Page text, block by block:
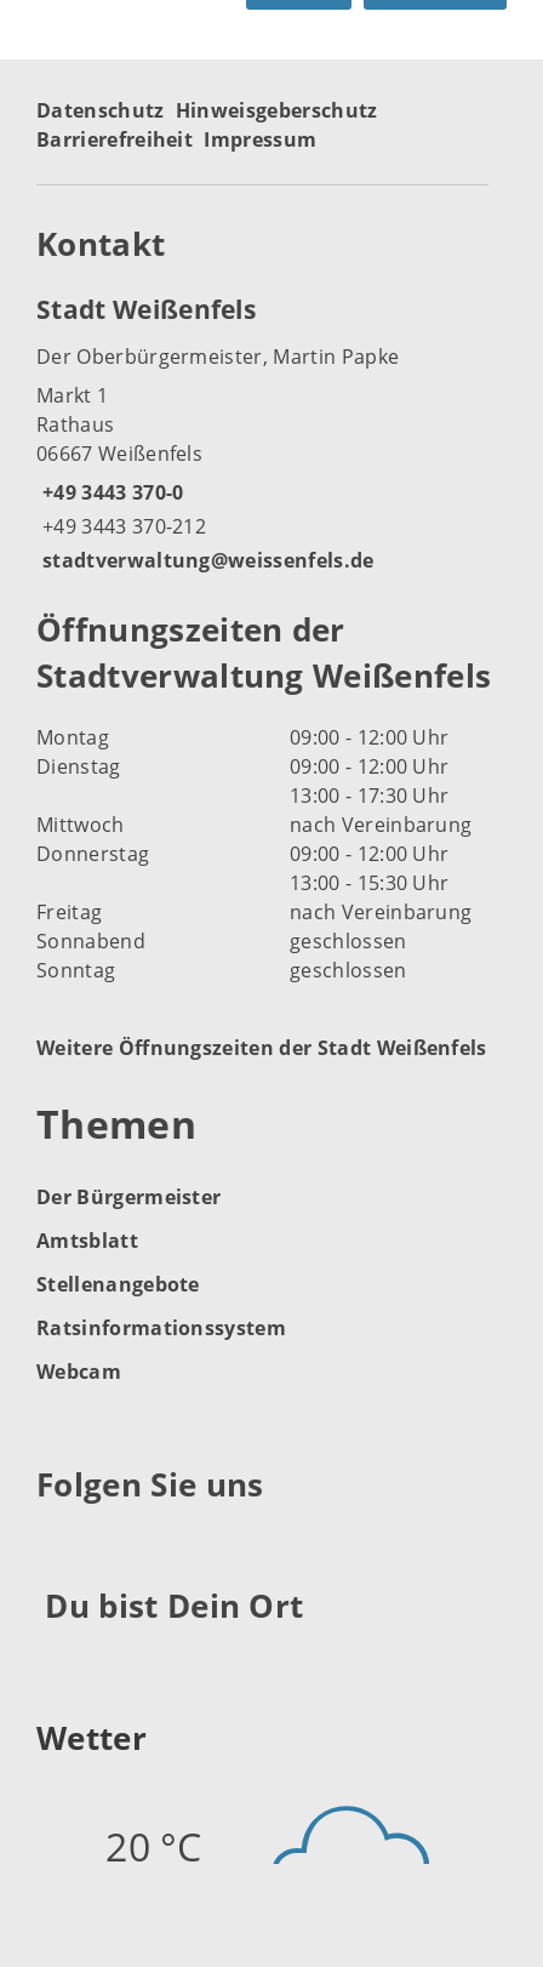
Datenschutz Hinweisgeberschutz
Barrierefreiheit Impressum
Kontakt
Stadt Weißenfels
Der Oberbürgermeister, Martin Papke
Markt 1
Rathaus
06667 Weißenfels
+49 3443 370-0
+49 3443 370-212
stadtverwaltung@weissenfels.de
Öffnungszeiten der
Stadtverwaltung Weißenfels
Montag
09:00 - 12:00 Uhr
Dienstag
09:00 - 12:00 Uhr
13:00 - 17:30 Uhr
Mittwoch
nach Vereinbarung
Donnerstag
09:00 - 12:00 Uhr
13:00 - 15:30 Uhr
Freitag
nach Vereinbarung
Sonnabend
geschlossen
Sonntag
geschlossen
Weitere Öffnungszeiten der Stadt Weißenfels
Themen
Der Bürgermeister
Amtsblatt
Stellenangebote
Ratsinformationssystem
Webcam
Folgen Sie uns
Du bist Dein Ort
Wetter
20 °C